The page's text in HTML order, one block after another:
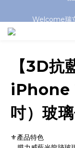
【3D抗
iPhone
吋）玻